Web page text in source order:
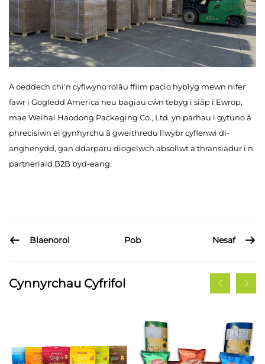
A oeddech chi'n cyflwyno rolâu ffilm pacio hyblyg mewn nifer
fawr i Gogledd America neu bagiau cŵn tebyg i siâp i Ewrop,
mae Weihai Haodong Packaging Co., Ltd. yn parhau i gytuno â
phrecisiwn ei gynhyrchu â gweithredu llwybr cyflenwi di-
anghenydd, gan ddarparu diogelwch absoliwt a thransiadur i'n
partneriaid B2B byd-eang.
Blaenorol Pob Nesaf
Cynnyrchau Cyfrifol